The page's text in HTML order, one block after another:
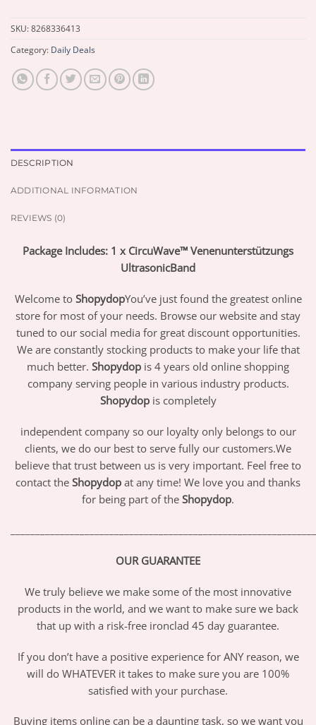
SKU:8268336413
Category: Daily Deals
DESCRIPTION
ADDITIONAL INFORMATION
REVIEWS (0)
Package Includes: 1 x CircuWave™ Venenunterstützungs
UltrasonicBand
Welcome to ShopydopYou’ve just found the greatest online
store for most of your needs. Browse our website and stay
tuned to our social media for great discount opportunities.
We are constantly stocking products to make your life that
much better. Shopydop is 4 years old online shopping
company serving people in various industry products.
Shopydopis completely
independent company so our loyalty only belongs to our
clients, we do our best to serve fully our customers.We
believe that trust between us is very important. Feel free to
contact the Shopydop at any time! We love you and thanks
for being part of the Shopydop.
OUR GUARANTEE
We truly believe we make some of the most innovative
products in the world, and we want to make sure we back
that up with a risk-free ironclad 45 day guarantee.
If you don’t have a positive experience for ANY reason, we
will do WHATEVER it takes to make sure you are 100%
satisfied with your purchase.
Buying items online can be a daunting task, so we want you